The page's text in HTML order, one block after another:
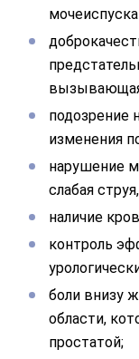
вызывающая
подозрение
изменения
нарушение
слабая
наличие
контроль
боли внизу
области,
простатой;